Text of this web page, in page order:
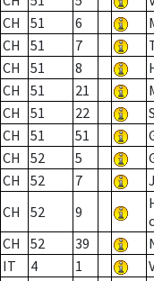
CH
51 6
CH
51 7
CH
51 8
CH
51 21
CH
51 22
CH
51 51
CH
52 5
CH
52 7
CH
52 9
CH
52 39
IT
4 1